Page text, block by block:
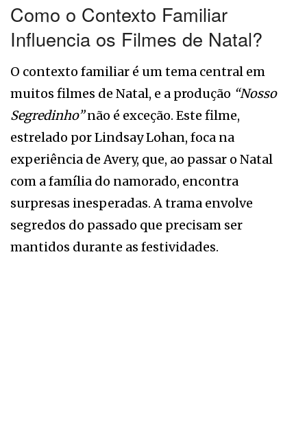
Como o Contexto Familiar
Influencia os Filmes de Natal?
O contexto familiar é um tema central em
muitos filmes de Natal, e a produção “Nosso
Segredinho”não é exceção. Este filme,
estrelado por Lindsay Lohan, foca na
experiência de Avery, que, ao passar o Natal
com a família do namorado, encontra
surpresas inesperadas. A trama envolve
segredos do passado que precisam ser
mantidos durante as festividades.